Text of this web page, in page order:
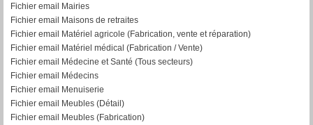
Fichier email Mairies
Fichier email Maisons de retraites
Fichier email Matériel agricole (Fabrication, vente et réparation)
Fichier email Matériel médical (Fabrication / Vente)
Fichier email Médecine et Santé (Tous secteurs)
Fichier email Médecins
Fichier email Menuiserie
Fichier email Meubles (Détail)
Fichier email Meubles (Fabrication)